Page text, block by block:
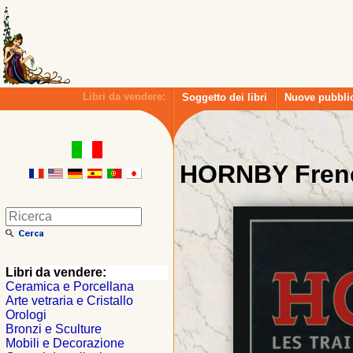
Libri da vendere: Soggetto dei libri Nuove
HORNBY
Libri da vendere:
Ceramica e Porcellana
Arte vetraria e Cristallo
Orologi
Bronzi e Sculture
Mobili e Decorazione